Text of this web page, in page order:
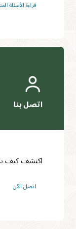
قراءة الأسئلة
‏‎‎‏اتصل بنا‎‏
اكتشف كيف
اتصل الآن